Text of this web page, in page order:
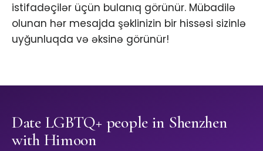
istifadəçilər üçün bulanıq görünür. Mübadilə
olunan hər mesajda şəklinizin bir hissəsi sizinlə
uyğunluqda və əksinə görünür!
Date LGBTQ+ people in Shenzhen
with Himoon